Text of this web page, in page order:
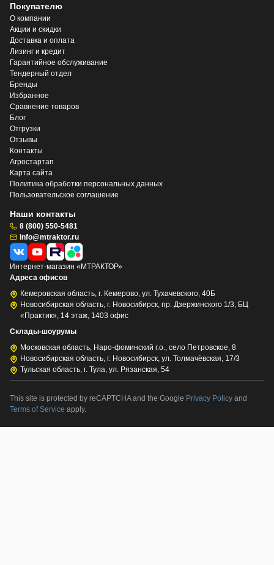
Покупателю
О компании
Акции и скидки
Доставка и оплата
Лизинг и кредит
Гарантийное обслуживание
Тендерный отдел
Бренды
Избранное
Сравнение товаров
Блог
Отгрузки
Отзывы
Контакты
Агростартап
Карта сайта
Политика обработки персональных данных
Пользовательское соглашение
Наши контакты
8 (800) 550-5481
info@mtraktor.ru
Интернет-магазин «МТРАКТОР»
Адреса офисов
Кемеровская область, г. Кемерово, ул. Тухачевского, 40Б
Новосибирская область, г. Новосибирск, пр. Дзержинского 1/3, БЦ
«Практик», 14 этаж, 1403 офис
Склады-шоурумы
Московская область, Наро-фоминский г.о., село Петровское, 8
Новосибирская область, г. Новосибирск, ул. Толмачёвская, 17/3
Тульская область, г. Тула, ул. Рязанская, 54
This site is protected by reCAPTCHA and the Google Privacy Policy and
Terms of Service apply.